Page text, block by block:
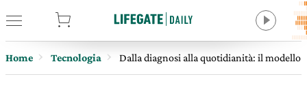
Home Tecnologia Dalla diagnosi alla quotidianità: il modello